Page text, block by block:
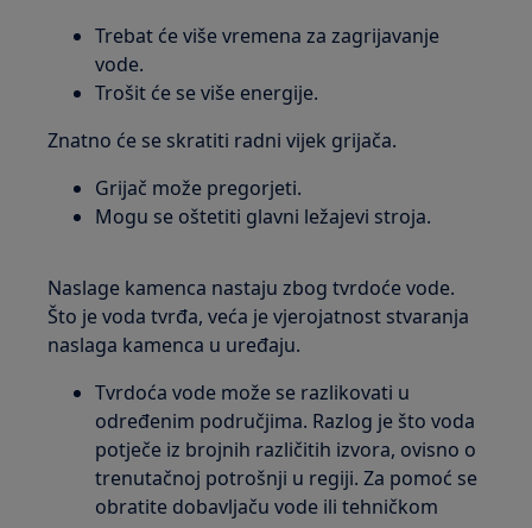
Trebat će više vremena za zagrijavanje
vode.
Trošit će se više energije.
Znatno će se skratiti radni vijek grijača.
Grijač može pregorjeti.
Mogu se oštetiti glavni ležajevi stroja.
Naslage kamenca nastaju zbog tvrdoće vode.
Što je voda tvrđa, veća je vjerojatnost stvaranja
naslaga kamenca u uređaju.
Tvrdoća vode može se razlikovati u
određenim područjima. Razlog je što voda
potječe iz brojnih različitih izvora, ovisno o
trenutačnoj potrošnji u regiji. Za pomoć se
obratite dobavljaču vode ili tehničkom